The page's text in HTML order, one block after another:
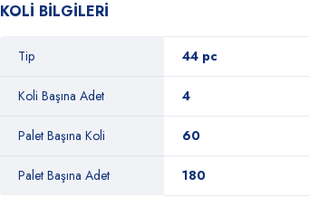
KOLİ BİLGİLERİ
Tip 44 pc
Koli Başına Adet 4
Palet Başına Koli 60
Palet Başına Adet 180